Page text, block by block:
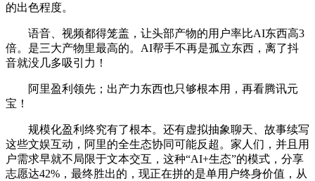
的出色程度。
语音、视频都得笼盖，让头部产物的用户率比AI东西高3
倍。是三大产物里最高的。AI帮手不再是孤立东西，离了抖
音就没几多吸引力！
阿里盈利领先；出产力东西也只够根本用，再看腾讯元
宝！
规模化盈利终究有了根本。还有虚拟抽象聊天、故事续写
这些文娱互动，阿里的全生态协同可能反超。家人们，并且用
户需求早就不局限于文本交互，这种“AI+生态”的模式，分享
志愿达42%，最终胜出的，现正在拼的是单用户终身价值，从